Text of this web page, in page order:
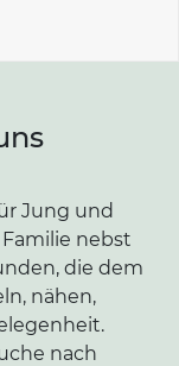
Jung und
nebst
die dem
nähen,
nach